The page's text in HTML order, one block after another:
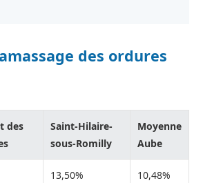
des ordures
des
Saint-Hilaire-
sous-Romilly
Moyenne
Aube
13,50% 10,48%